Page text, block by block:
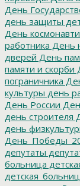
День
день защиты
День
работника День
дверей День
памяти и скорби
пограничника
культуры день
День России
день строителя
день
депутаты
больница